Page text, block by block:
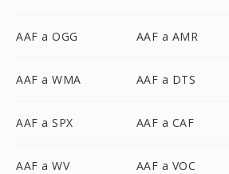
AAF a OGG AAF a AMR
AAF a WMA AAF a DTS
AAF a SPX AAF a CAF
AAF a WV AAF a VOC